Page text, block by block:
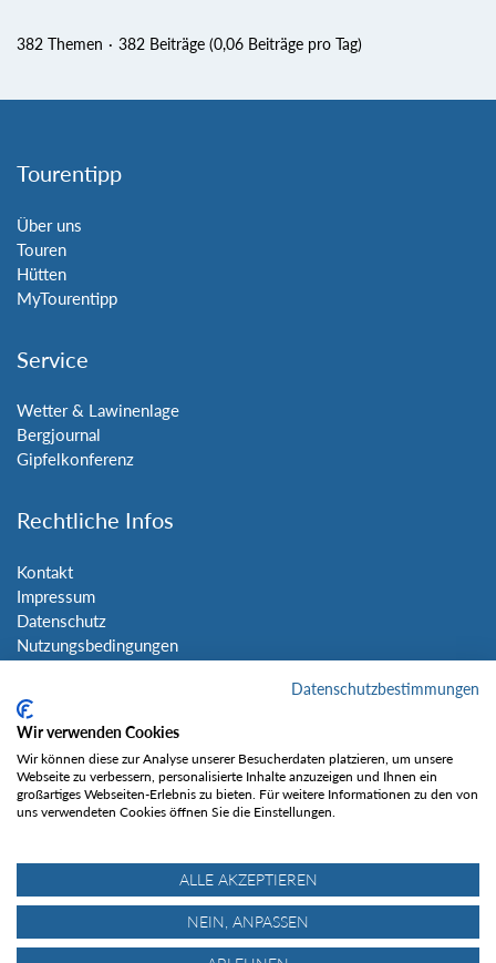
382 Themen 382 Beiträge (0,06 Beiträge pro Tag)
Tourentipp
Über uns
Touren
Hütten
MyTourentipp
Service
Wetter & Lawinenlage
Bergjournal
Gipfelkonferenz
Rechtliche Infos
Kontakt
Impressum
Datenschutz
Nutzungsbedingungen
Social Media
Gefällt mir
Datenschutzbestimmungen
Wir verwenden Cookies
Wir können diese zur Analyse unserer Besucherdaten platzieren, um unsere
Webseite zu verbessern, personalisierte Inhalte anzuzeigen und Ihnen ein
großartiges Webseiten-Erlebnis zu bieten. Für weitere Informationen zu den von
uns verwendeten Cookies öffnen Sie die Einstellungen.
ALLE AKZEPTIEREN
NEIN, ANPASSEN